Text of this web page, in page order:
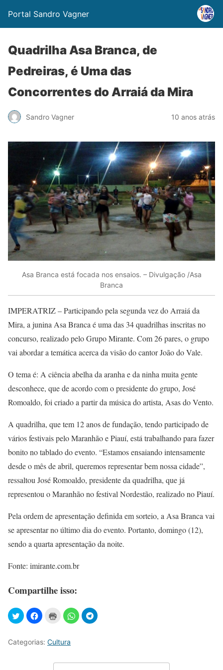
Portal Sandro Vagner
Quadrilha Asa Branca, de
Pedreiras, é Uma das
Concorrentes do Arraiá da Mira
Sandro Vagner 10 anos atrás
Asa Branca está focada nos ensaios. – Divulgação /Asa
Branca
IMPERATRIZ – Participando pela segunda vez do Arraiá da
Mira, a junina Asa Branca é uma das 34 quadrilhas inscritas no
concurso, realizado pelo Grupo Mirante. Com 26 pares, o grupo
vai abordar a temática acerca da visão do cantor João do Vale.
O tema é: A ciência abelha da aranha e da ninha muita gente
desconhece, que de acordo com o presidente do grupo, José
Romoaldo, foi criado a partir da música do artista, Asas do Vento.
A quadrilha, que tem 12 anos de fundação, tendo participado de
vários festivais pelo Maranhão e Piauí, está trabalhando para fazer
bonito no tablado do evento. “Estamos ensaiando intensamente
desde o mês de abril, queremos representar bem nossa cidade”,
ressaltou José Romoaldo, presidente da quadrilha, que já
representou o Maranhão no festival Nordestão, realizado no Piauí.
Pela ordem de apresentação definida em sorteio, a Asa Branca vai
se apresentar no último dia do evento. Portanto, domingo (12),
sendo a quarta apresentação da noite.
Fonte: imirante.com.br
Compartilhe isso:
Categorias: Cultura